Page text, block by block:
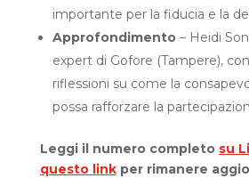
importante per la fiducia e la
Approfondimento – Heidi
expert di Gofore (Tampere),
riflessioni su come la
possa rafforzare la
Leggi il numero completo su
questo linkper rimanere